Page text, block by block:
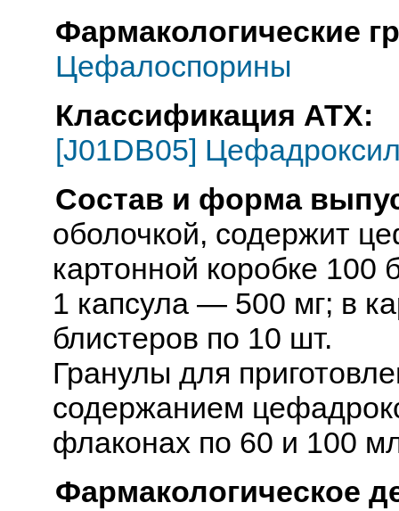
Фармакологические
Цефалоспорины
Классификация АТХ:
[J01DB05]
Состав и форма
оболочкой, содержит
картонной коробке 100
1 капсула — 500 мг; в
блистеров по 10 шт.
Гранулы для
содержанием
флаконах по 60 и 100
Фармакологическое